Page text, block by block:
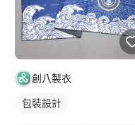
創八製衣
包裝設計